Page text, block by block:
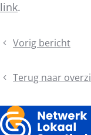
link.
Deel
bericht
Vorig bericht
Schrijf
in
de
voorjaarsactiviteiten
van
Terug naar